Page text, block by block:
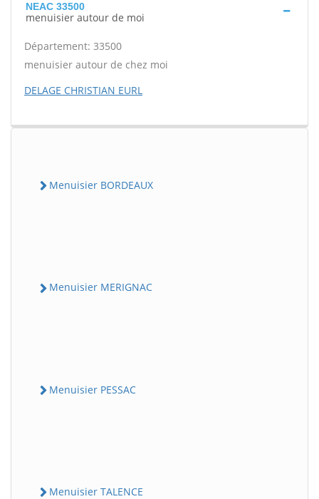
NEAC 33500
menuisier autour de moi
Département: 33500
menuisier autour de chez moi
DELAGE CHRISTIAN EURL
Menuisier BORDEAUX
Menuisier MERIGNAC
Menuisier PESSAC
Menuisier TALENCE